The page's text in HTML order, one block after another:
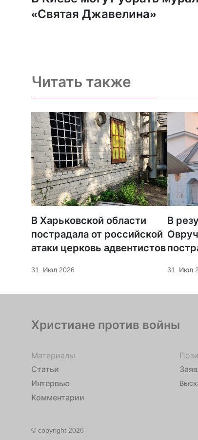
«Святая Джавелина»
Читать также
В Харьковской области
пострадала от российской
атаки церковь адвентистов
31. Июл 2026
В
31. Июл
Христиане против войны
Материалы
Статьи
Интервью
Комментарии
© copyright 2026